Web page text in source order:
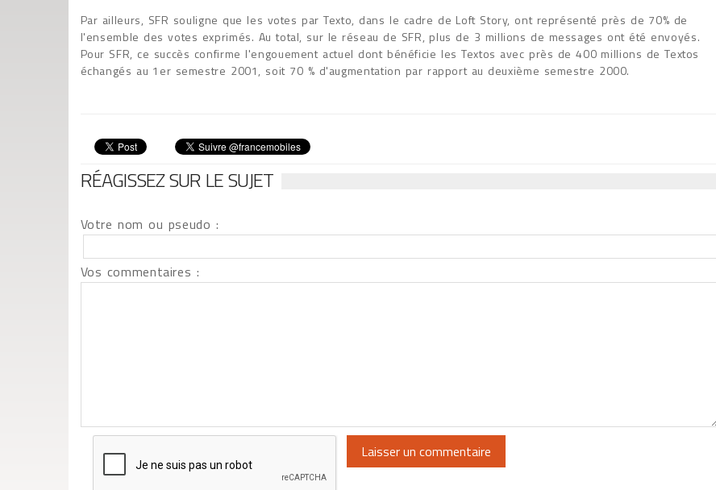
Par ailleurs, SFR souligne que les votes par Texto, dans le cadre de Loft Story, ont représenté près de 70% de
l'ensemble des votes exprimés. Au total, sur le réseau de SFR, plus de 3 millions de messages ont été envoyés.
Pour SFR, ce succès confirme l'engouement actuel dont bénéficie les Textos avec près de 400 millions de Textos
échangés au 1er semestre 2001, soit 70 % d'augmentation par rapport au deuxième semestre 2000.
RÉAGISSEZ SUR LE SUJET
Votre nom ou pseudo :
Vos commentaires :